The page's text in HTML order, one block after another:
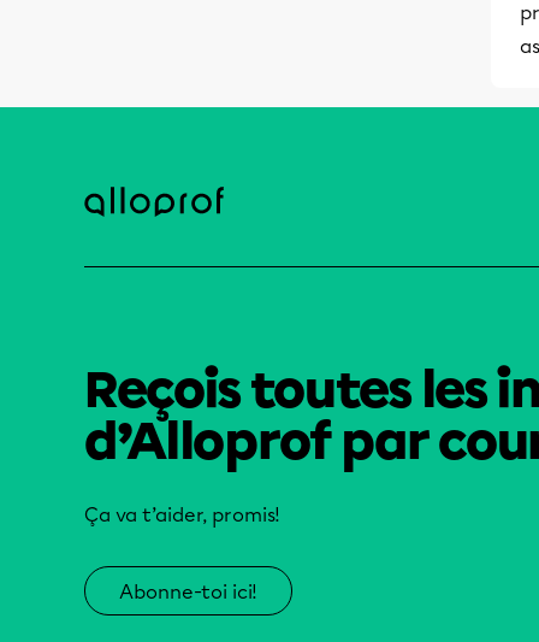
Reçois toutes les
d’Alloprof par
Ça va t’aider, promis!
Abonne-toi ici!